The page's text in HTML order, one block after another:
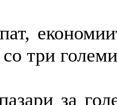
со три
за